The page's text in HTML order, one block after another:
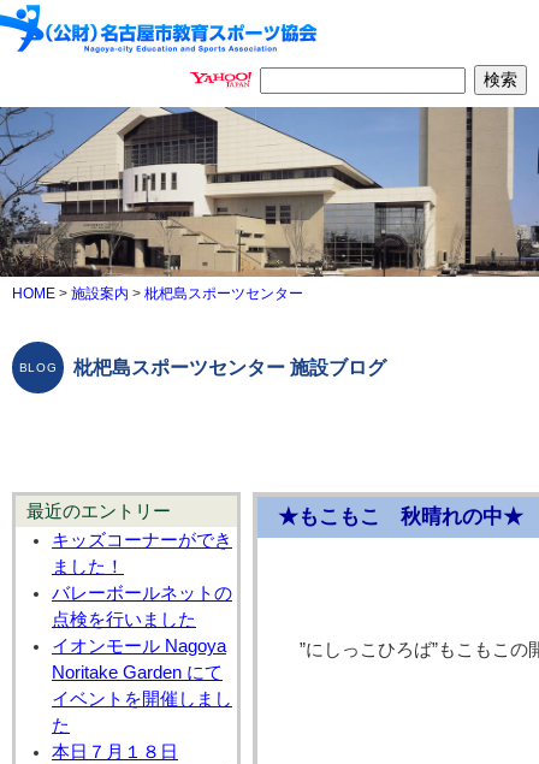
HOME > 施設案内 > 枇杷島スポーツセンター
枇杷島スポーツセンター 施設ブログ
最近のエントリー
キッズコーナーができ
ました！
バレーボールネットの
点検を行いました
イオンモール Nagoya
Noritake Garden にて
イベントを開催しまし
た
本日７月１８日
★もこもこ 秋晴れの中★
”にしっこひろば”もこもこの